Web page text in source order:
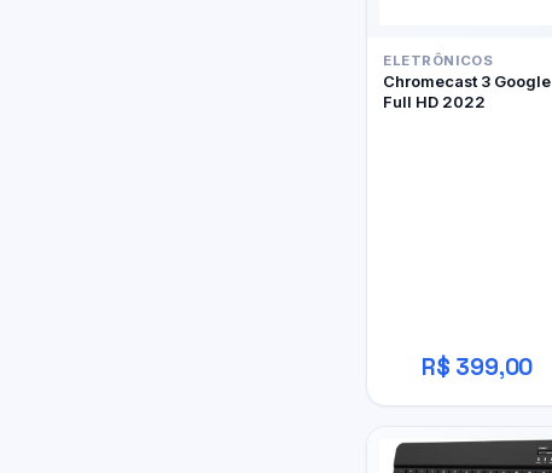
ELETRÔNICOS
Chromecast 3 Google
Full HD 2022
R$ 399,00